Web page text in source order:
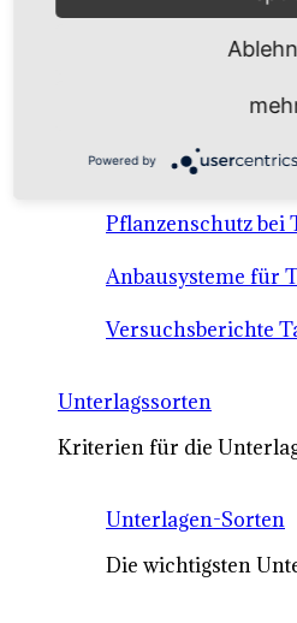
Anbausysteme & Recht
Tafeltrauben A-Z
Tafeltraubenanbau
Voraussetzungen
Pflanzenschutz bei
Anbausysteme für
Versuchsberichte
Unterlagssorten
Kriterien für die
Unterlagen-Sorten
Die wichtigsten
Powered by